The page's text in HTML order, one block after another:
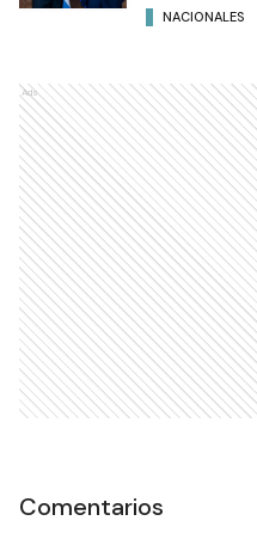
NACIONALES
Ads
Comentarios